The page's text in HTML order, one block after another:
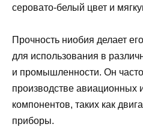
серовато-белый цвет и
Прочность ниобия делает
для использования в
и промышленности. Он
производстве авиационных
компонентов, таких как
приборы.